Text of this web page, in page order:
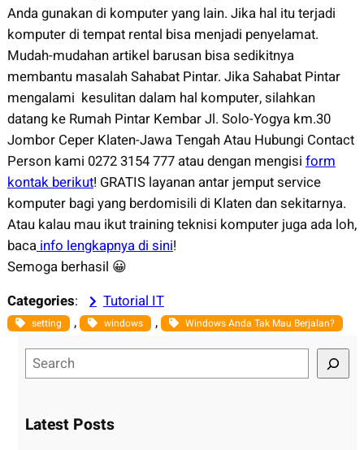
Anda gunakan di komputer yang lain. Jika hal itu terjadi
komputer di tempat rental bisa menjadi penyelamat.
Mudah-mudahan artikel barusan bisa sedikitnya
membantu masalah Sahabat Pintar. Jika Sahabat Pintar
mengalami kesulitan dalam hal komputer, silahkan
datang ke Rumah Pintar Kembar Jl. Solo-Yogya km.30
Jombor Ceper Klaten-Jawa Tengah Atau Hubungi Contact
Person kami 0272 3154 777 atau dengan mengisi form
kontak berikut! GRATIS layanan antar jemput service
komputer bagi yang berdomisili di Klaten dan sekitarnya.
Atau kalau mau ikut training teknisi komputer juga ada loh,
bacainfo lengkapnya di sini!
Semoga berhasil 😀
Categories: Tutorial IT
setting , windows , Windows Anda Tak Mau Berjalan?
e
rLatest Posts